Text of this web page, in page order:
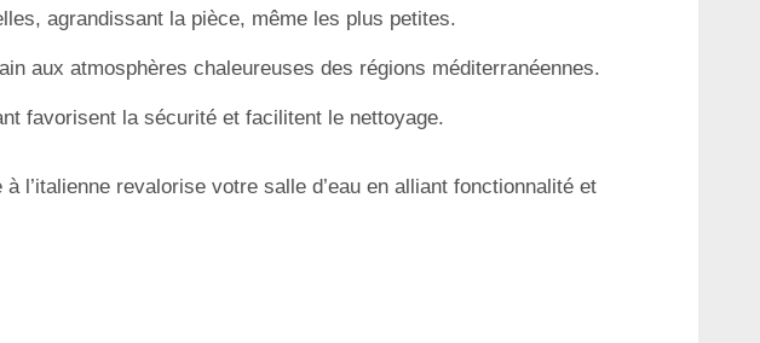
agrandissant la pièce, même les plus petites.
aux atmosphères chaleureuses des régions méditerranéennes.
favorisent la sécurité et facilitent le nettoyage.
l’italienne revalorise votre salle d’eau en alliant fonctionnalité et